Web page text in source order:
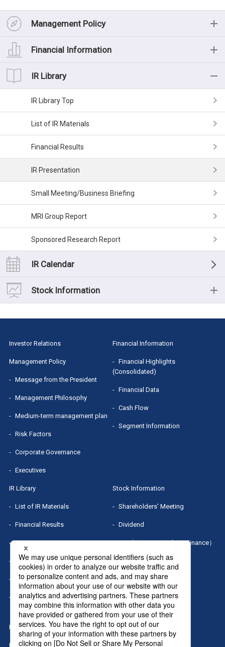
Management Policy
Management Policy
Message from the President
Financial Information
Financial Information
Financial Highlights (Consolidated)
Financial Data
Cash Flow
Segment Information
IR Library
IR Library
List of IR Materials
Financial Results
IR Presentation
Small Meeting/Business Briefing
MRI Group Report
Sponsored Research Report
IR Calendar
Stock Information
Dividend
Stock Quotes（Yahoo! Finance）
Investor Relations
Management Policy
Message from the President
Management Philosophy
Medium-term management plan
Risk Factors
Corporate Governance
Executives
Financial Information
Financial Highlights
(Consolidated)
Financial Data
Cash Flow
Segment Information
IR Library
List of IR Materials
Financial Results
IR Presentation
Small Meeting/Business Briefing
MRI Group Report
Sponsored Research Report
Stock Information
Shareholders' Meeting
Dividend
Stock Quotes（Yahoo! Finance）
IR Calendar IR News
Home